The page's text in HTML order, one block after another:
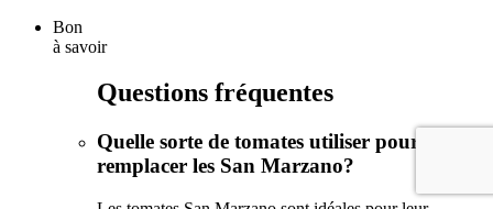
Bon
à savoir
Questions fréquentes
Quelle sorte de tomates utiliser pour
remplacer les San Marzano?